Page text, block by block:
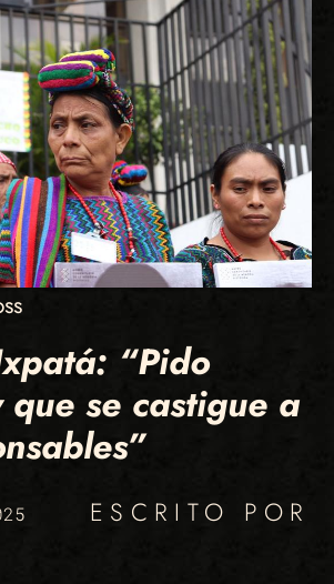
“Pido
se castigue a
ESCRITO POR